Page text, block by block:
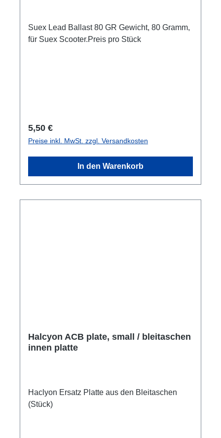
Suex Lead Ballast 80 GR Gewicht, 80 Gramm,
für Suex Scooter.Preis pro Stück
Regulärer Preis:
5,50 €
Preise inkl. MwSt. zzgl. Versandkosten
In den Warenkorb
Halcyon ACB plate, small / bleitaschen
innen platte
Haclyon Ersatz Platte aus den Bleitaschen
(Stück)